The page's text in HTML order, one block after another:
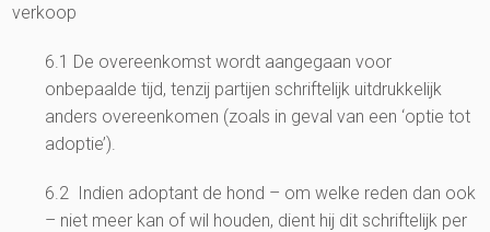
verkoop
6.1 De overeenkomst wordt aangegaan voor
onbepaalde tijd, tenzij partijen schriftelijk uitdrukkelijk
anders overeenkomen (zoals in geval van een ‘optie tot
adoptie’).
6.2 Indien adoptant de hond – om welke reden dan ook
– niet meer kan of wil houden, dient hij dit schriftelijk per